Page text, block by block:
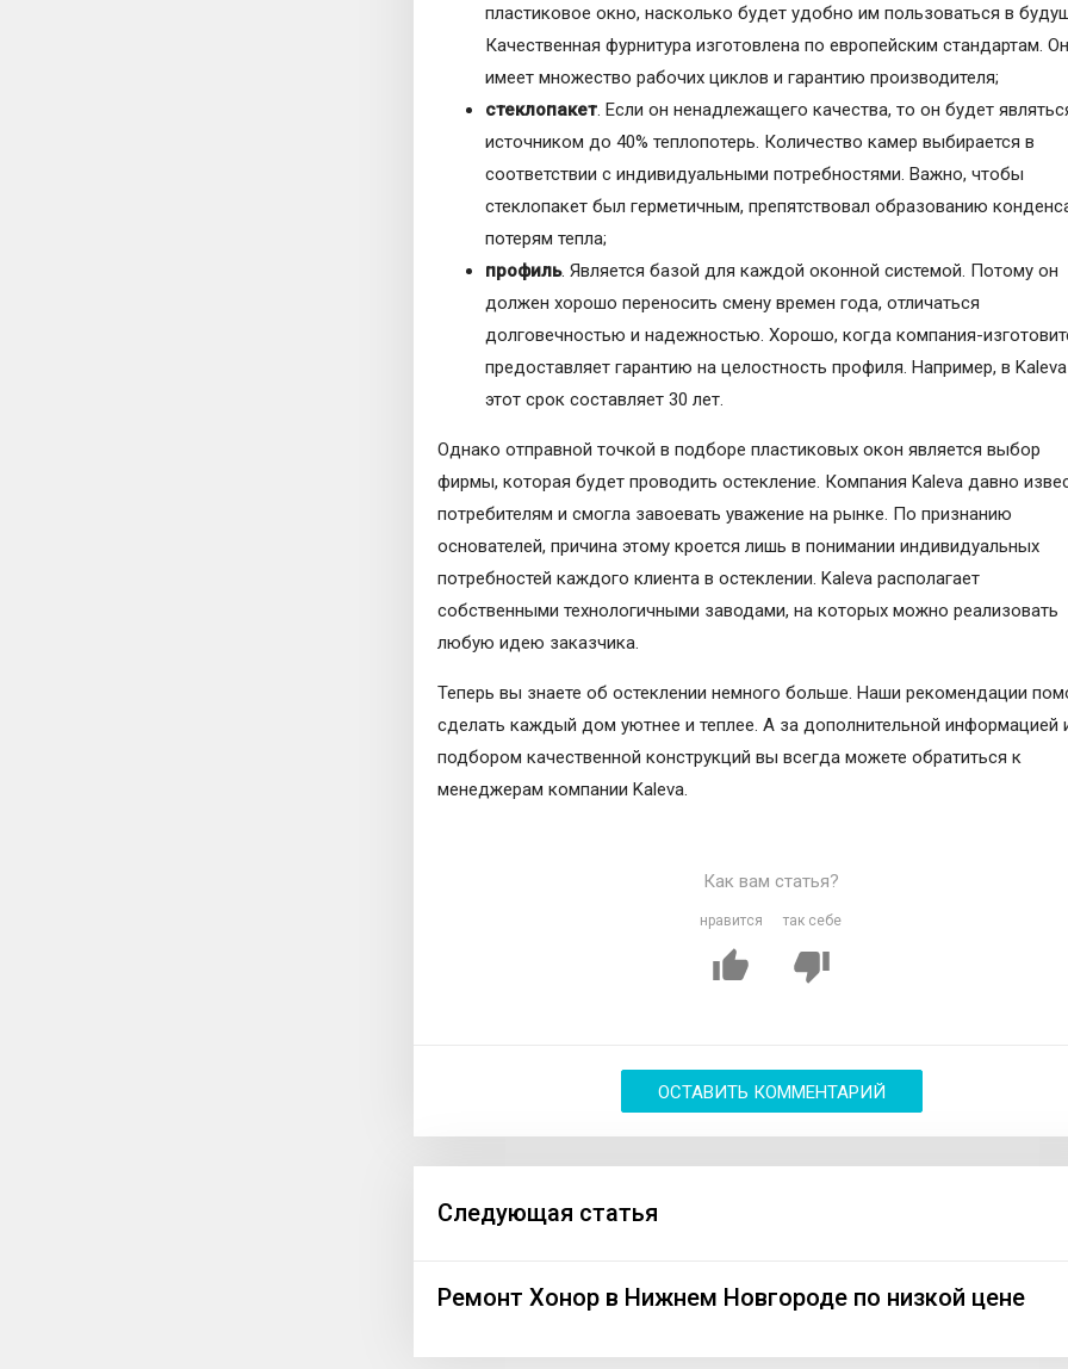
пластиковое окно, насколько будет удобно им пользоваться в
Качественная фурнитура изготовлена по европейским стандартам.
имеет множество рабочих циклов и гарантию производителя;
стеклопакет . Если он ненадлежащего качества, то он будет
источником до 40% теплопотерь. Количество камер выбирается в
соответствии с индивидуальными потребностями. Важно, чтобы
стеклопакет был герметичным, препятствовал образованию
потерям тепла;
профиль. Является базой для каждой оконной системой. Потому он
должен хорошо переносить смену времен года, отличаться
долговечностью и надежностью. Хорошо, когда компания-
предоставляет гарантию на целостность профиля. Например, в Kaleva
этот срок составляет 30 лет.
Однако отправной точкой в подборе пластиковых окон является выбор
фирмы, которая будет проводить остекление. Компания Kaleva давно
потребителям и смогла завоевать уважение на рынке. По признанию
основателей, причина этому кроется лишь в понимании индивидуальных
потребностей каждого клиента в остеклении. Kaleva располагает
собственными технологичными заводами, на которых можно реализовать
любую идею заказчика.
Теперь вы знаете об остеклении немного больше. Наши рекомендации
сделать каждый дом уютнее и теплее. А за дополнительной информацией
подбором качественной конструкций вы всегда можете обратиться к
менеджерам компании Kaleva.
Как вам статья?
нравится так себе
ОСТАВИТЬ КОММЕНТАРИЙ
Следующая статья
Ремонт Хонор в Нижнем Новгороде по низкой цене